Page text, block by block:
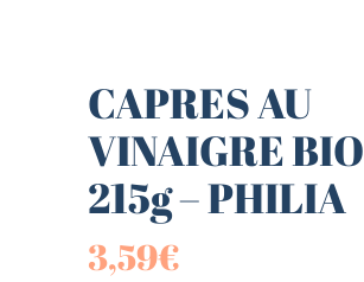
CAPRES AU
VINAIGRE BIO
215g – PHILIA
3,59€